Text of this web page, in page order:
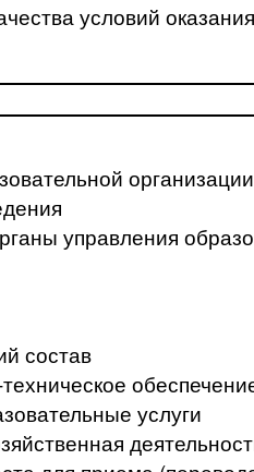
условий
организации
управления
состав
услуги